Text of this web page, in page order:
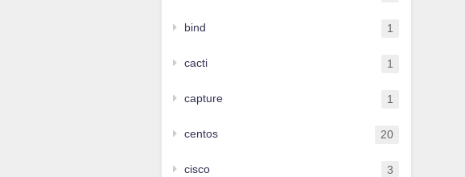
bind 1
cacti 1
capture 1
centos 20
cisco 3